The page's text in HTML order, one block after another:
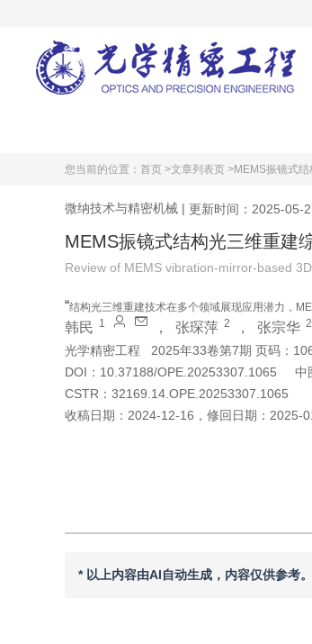
您当前的位置： 首页 >文章列表页 >MEMS振镜式
微纳技术与精密机械 | 更新时间：2025-05-
MEMS振镜式结构光三维重建
Review of MEMS vibration-mirror-based
“结构光三维重建技术在多个领域展现应用潜力，
韩民 1 ， 张琛萍 2 ， 张宗华 2
光学精密工程
2025年33卷第7期 页码：
DOI： 10.37188/OPE.20253307.1065 中
CSTR： 32169.14.OPE.20253307.1065
收稿日期： 2024-12-16 ， 修回日期： 2025-
* 以上内容由AI自动生成，内容仅供参考